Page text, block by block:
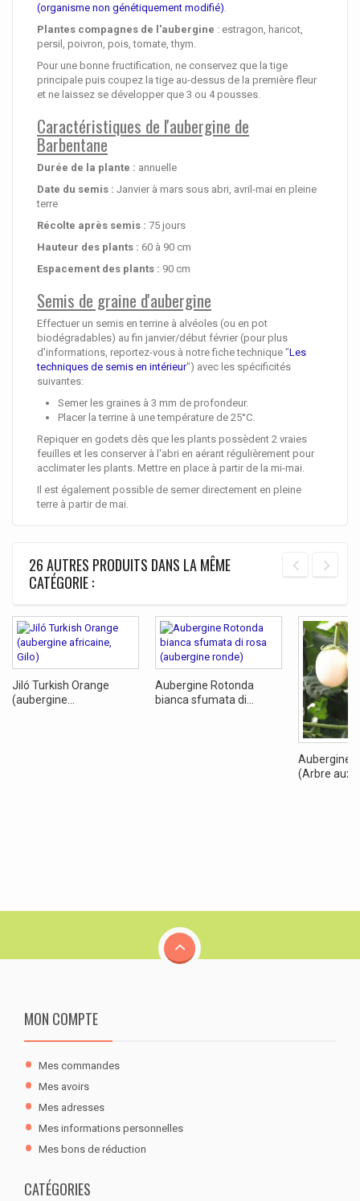
(organisme non génétiquement modifié).
Plantes compagnes de l'aubergine : estragon, haricot,
persil, poivron, pois, tomate, thym.
Pour une bonne fructification, ne conservez que la tige
principale puis coupez la tige au-dessus de la première fleur
et ne laissez se développer que 3 ou 4 pousses.
Caractéristiques de l'aubergine de
Barbentane
Durée de la plante : annuelle
Date du semis : Janvier à mars sous abri, avril-mai en pleine
terre
Récolte après semis : 75 jours
Hauteur des plants : 60 à 90 cm
Espacement des plants : 90 cm
Semis de graine d'aubergine
Effectuer un semis en terrine à alvéoles (ou en pot
biodégradables) au fin janvier/début février (pour plus
d'informations, reportez-vous à notre fiche technique "Les
techniques de semis en intérieur") avec les spécificités
suivantes:
Semer les graines à 3 mm de profondeur.
Placer la terrine à une température de 25°C.
Repiquer en godets dès que les plants possèdent 2 vraies
feuilles et les conserver à l'abri en aérant régulièrement pour
acclimater les plants. Mettre en place à partir de la mi-mai.
Il est également possible de semer directement en pleine
terre à partir de mai.
26 AUTRES PRODUITS DANS LA MÊME
CATÉGORIE :
Jiló Turkish Orange
(aubergine...
Aubergine Rotonda
bianca sfumata di...
Aubergine
(Arbre aux...
MON COMPTE
Mes commandes
Mes avoirs
Mes adresses
Mes informations personnelles
Mes bons de réduction
CATÉGORIES